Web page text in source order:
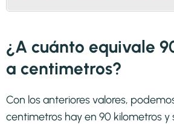
¿A cuánto equivale
a centimetros?
Con los anteriores valores,
centimetros hay en 90 kilometros y